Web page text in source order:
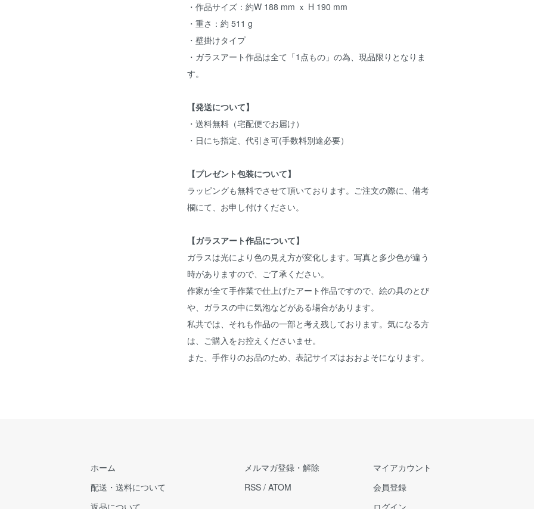
・作品サイズ：約W 188 mm ｘ H 190 mm
・重さ：約 511 g
・壁掛けタイプ
・ガラスアート作品は全て「1点もの」の為、現品限りとなりま
す。
【発送について】
・送料無料（宅配便でお届け）
・日にち指定、代引き可(手数料別途必要）
【プレゼント包装について】
ラッピングも無料でさせて頂いております。ご注文の際に、備考
欄にて、お申し付けください。
【ガラスアート作品について】
ガラスは光により色の見え方が変化します。写真と多少色が違う
時がありますので、ご了承ください。
作家が全て手作業で仕上げたアート作品ですので、絵の具のとび
や、ガラスの中に気泡などがある場合があります。
私共では、それも作品の一部と考え残しております。気になる方
は、ご購入をお控えくださいませ。
また、手作りのお品のため、表記サイズはおおよそになります。
ホーム
配送・送料について
返品について
メルマガ登録・解除
RSS / ATOM
マイアカウント
会員登録
ログイン